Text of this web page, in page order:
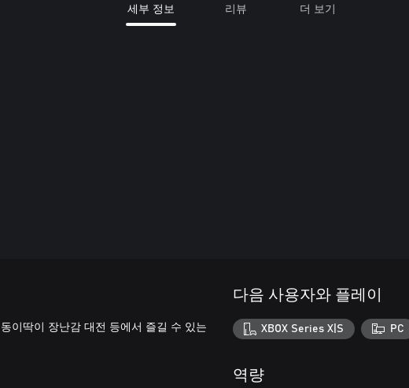
세부 정보 리뷰 더 보기
이딱이 장난감 대전 등에서 즐길 수 있는
다음 사용자와 플레이
XBOX Series X|S PC
역량